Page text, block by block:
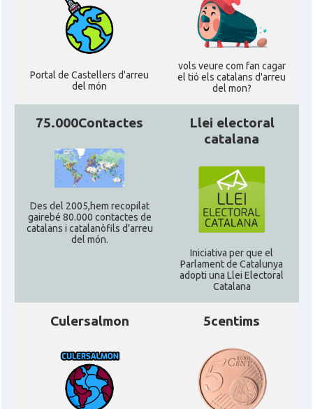
Portal de Castellers d'arreu
del món
vols veure com fan cagar
el tió els catalans d'arreu
del mon?
75.000Contactes
Des del 2005,hem recopilat
gairebé 80.000 contactes de
catalans i catalanòfils d'arreu
del món.
Llei electoral
catalana
Iniciativa per que el
Parlament de Catalunya
adopti una Llei Electoral
Catalana
Culersalmon 5centims